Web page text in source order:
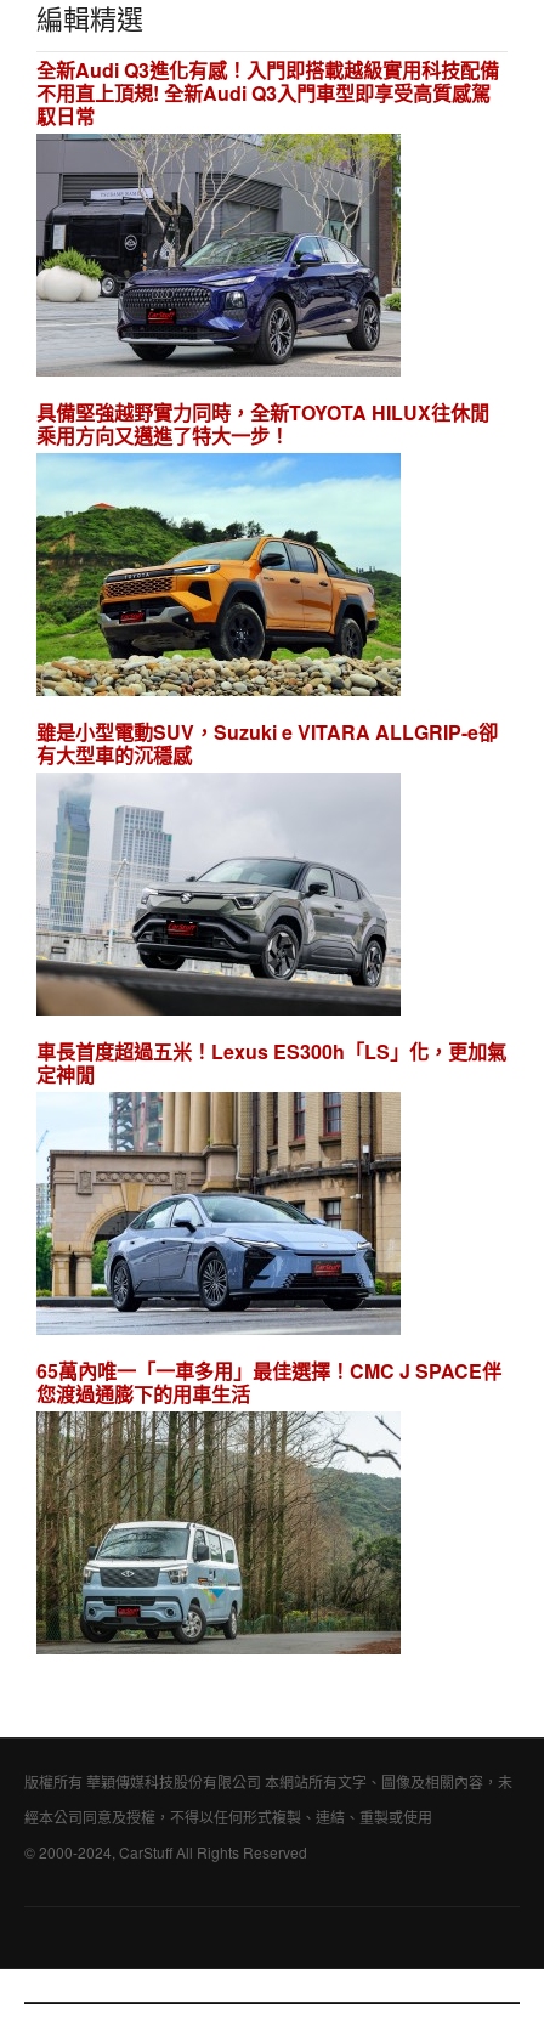
編輯精選
全新Audi Q3進化有感！入門即搭載越級實用科技配備
不用直上頂規! 全新Audi Q3入門車型即享受高質感駕
馭日常
具備堅強越野實力同時，全新TOYOTA HILUX往休閒
乘用方向又邁進了特大一步！
雖是小型電動SUV，Suzuki e VITARA ALLGRIP-e卻
有大型車的沉穩感
車長首度超過五米！Lexus ES300h「LS」化，更加氣
定神閒
65萬內唯一「一車多用」最佳選擇！CMC J SPACE伴
您渡過通膨下的用車生活
版權所有 華穎傳媒科技股份有限公司 本網站所有文字、圖像及相關內容，未
經本公司同意及授權，不得以任何形式複製、連結、重製或使用
© 2000-2024, CarStuff All Rights Reserved